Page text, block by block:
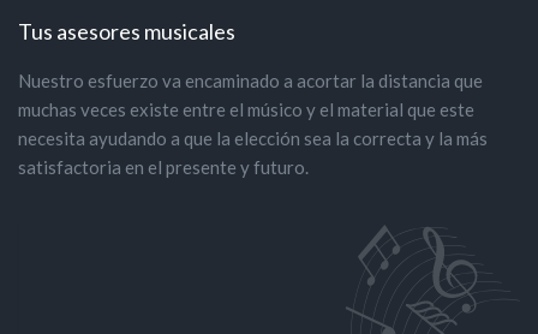
Tus asesores musicales
Nuestro esfuerzo va encaminado a acortar la distancia que
muchas veces existe entre el músico y el material que este
necesita ayudando a que la elección sea la correcta y la más
satisfactoria en el presente y futuro.